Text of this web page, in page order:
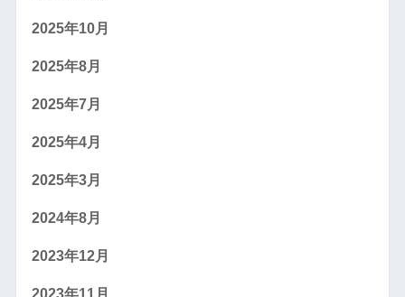
2025年10月
2025年8月
2025年7月
2025年4月
2025年3月
2024年8月
2023年12月
2023年11月